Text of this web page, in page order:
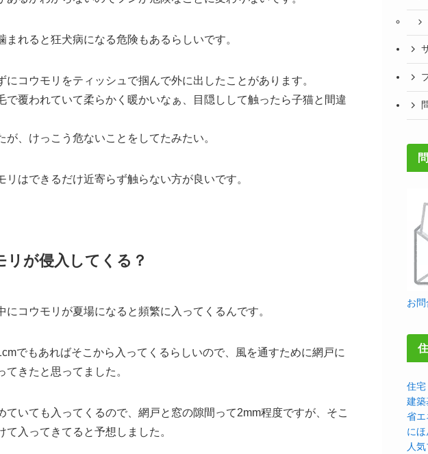
まれると狂犬病になる危険もあるらしいです。
にコウモリをティッシュで掴んで外に出したことがあります。
で覆われていて柔らかく暖かいなぁ、目隠しして触ったら子猫と間違
が、けっこう危ないことをしてたみたい。
リはできるだけ近寄らず触らない方が良いです。
リが侵入してくる？
にコウモリが夏場になると頻繁に入ってくるんです。
でもあればそこから入ってくるらしいので、風を通すために網戸に
てきたと思ってました。
ていても入ってくるので、網戸と窓の隙間って2mm程度ですが、そこ
て入ってきてると予想しました。
お
住宅
建
省エ
に
人